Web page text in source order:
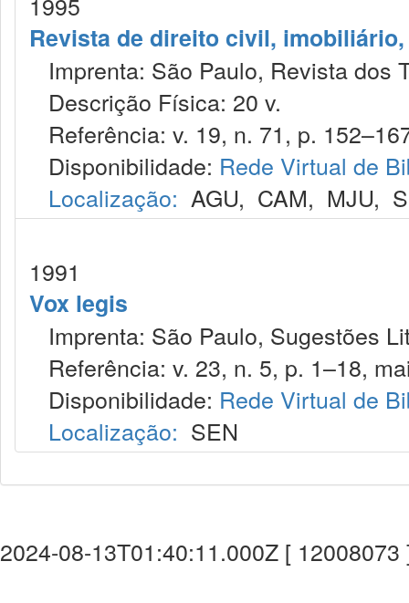
Revista de direito civil,
Imprenta: São Paulo, Revista dos
Descrição Física: 20 v.
Referência: v. 19, n. 71, p.
Disponibilidade: Rede Virtual de
Localização: AGU, CAM, MJU,
1991
Vox legis
Imprenta: São Paulo, Sugestões
Referência: v. 23, n. 5, p. 1–18,
Disponibilidade: Rede Virtual de
Localização: SEN
2024-08-13T01:40:11.000Z [ 12008073